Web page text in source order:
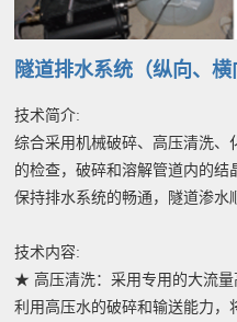
隧道排水系统（纵向、
技术简介:
综合采用机械破碎、高压清洗
的检查，破碎和溶解管道内的结
保持排水系统的畅通，隧道渗水
技术内容:
★ 高压清洗：采用专用的大流量
利用高压水的破碎和输送能力